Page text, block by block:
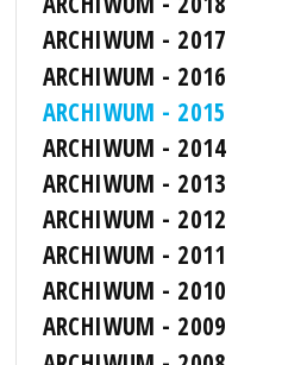
ARCHIWUM - 2017
ARCHIWUM - 2016
ARCHIWUM - 2015
ARCHIWUM - 2014
ARCHIWUM - 2013
ARCHIWUM - 2012
ARCHIWUM - 2011
ARCHIWUM - 2010
ARCHIWUM - 2009